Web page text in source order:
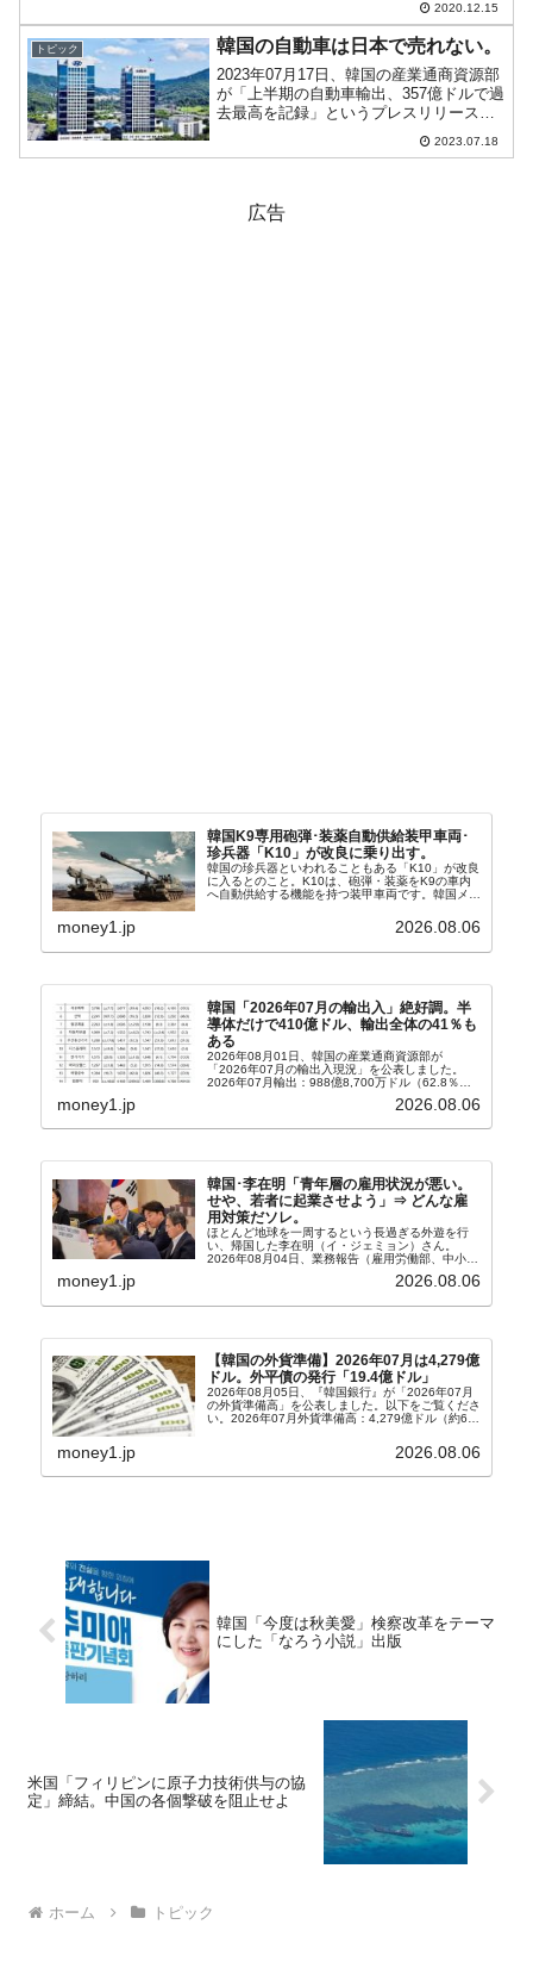
『Investing.com』より引用）。本日は下
げです。陰線となっておりKOSPIは「2...
2020.12.15
トピック 韓国の自動車は日本で売れない。
2023年07月17日、韓国の産業通商資源部
が「上半期の自動車輸出、357億ドルで過
去最高を記録」というプレスリリースを
出しました。「今年上半期（'23.01～06
月）の自動車輸出額は前年同期比46.6％
2023.07.18
広告
韓国K9専用砲弾･装薬自動供給装甲車両･
珍兵器「K10」が改良に乗り出す。
韓国の珍兵器といわれることもある「K10」が改良
に入るとのこと。K10は、砲弾・装薬をK9の車内
へ自動供給する機能を持つ装甲車両です。韓国メデ
から以下に一部を引きます。2005年に初めて...
money1.jp 2026.08.06
韓国「2026年07月の輸出入」絶好調。半
導体だけで410億ドル、輸出全体の41％も
ある
2026年08月01日、韓国の産業通商資源部が
「2026年07月の輸出入現況」を公表しました。
2026年07月輸出：988億8,700万ドル（62.8％）
money1.jp 2026.08.06
韓国･李在明「青年層の雇用状況が悪い。
せや、若者に起業させよう」⇒ どんな雇
用対策だソレ。
ほとんど地球を一周するという長過ぎる外遊を行
い、帰国した李在明（イ・ジェミョン）さん。
2026年08月04日、業務報告（雇用労働部、中小ベ
上、韓国大統領に成りおおせた李在明（イ・ジェミ
money1.jp 2026.08.06
【韓国の外貨準備】2026年07月は4,279億
ドル。外平債の発行「19.4億ドル」
2026年08月05日、『韓国銀行』が「2026年07月
の外貨準備高」を公表しました。以下をご覧くださ
い。2026年07月外貨準備高：4,279億ドル（約67
money1.jp 2026.08.06
韓国「今度は秋美愛」検察改革をテーマ
にした「なろう小説」出版
米国「フィリピンに原子力技術供与の協
定」締結。中国の各個撃破を阻止せよ
ホーム トピック